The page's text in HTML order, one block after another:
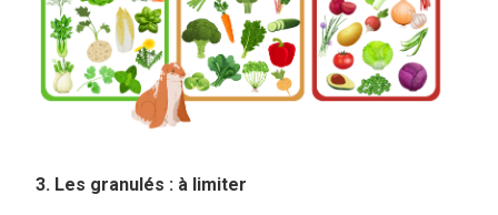
3. Les granulés : à limiter